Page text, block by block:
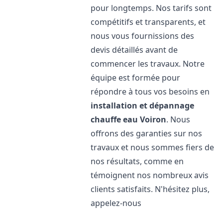
pour longtemps. Nos tarifs sont
compétitifs et transparents, et
nous vous fournissions des
devis détaillés avant de
commencer les travaux. Notre
équipe est formée pour
répondre à tous vos besoins en
installation et dépannage
chauffe eau Voiron. Nous
offrons des garanties sur nos
travaux et nous sommes fiers de
nos résultats, comme en
témoignent nos nombreux avis
clients satisfaits. N'hésitez plus,
appelez-nous